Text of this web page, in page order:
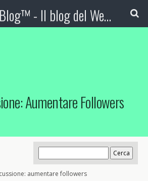
Booking Blog™ - Il blog del Web Marketing Turistico
Aumentare Followers
aumentare followers